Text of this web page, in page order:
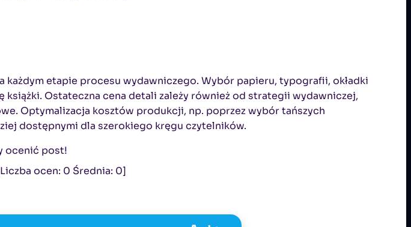
etapie procesu wydawniczego. Wybór papieru, typografii, okładki
książki. Ostateczna cena detali zależy również od strategii wydawniczej,
Optymalizacja kosztów produkcji, np. poprzez wybór tańszych
dostępnymi dla szerokiego kręgu czytelników.
ocenić post!
ocen: 0 Średnia: 0]